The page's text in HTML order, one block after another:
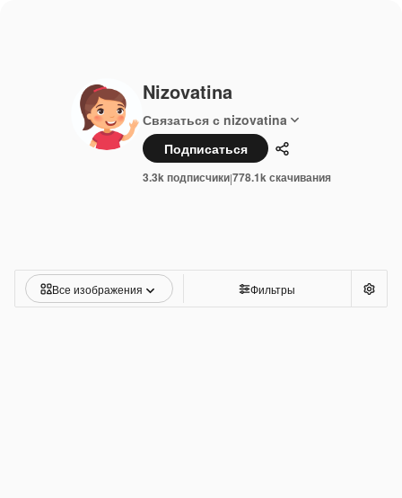
Nizovatina
Связаться с nizovatina
Подписаться
Поделиться
3.3k подписчики|778.1k скачивания
Все изображения Фильтры